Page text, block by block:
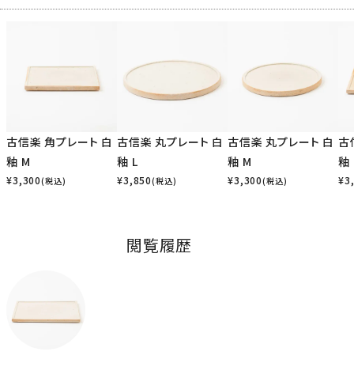
古信楽 角プレート 白
釉 M
¥3,300(税込)
古信楽 丸プレート 白
釉 L
¥3,850(税込)
古信楽 丸プレート 白
釉 M
¥3,300(税込)
古
釉
¥
閲覧履歴